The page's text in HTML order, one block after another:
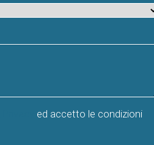
ed accetto le condizioni